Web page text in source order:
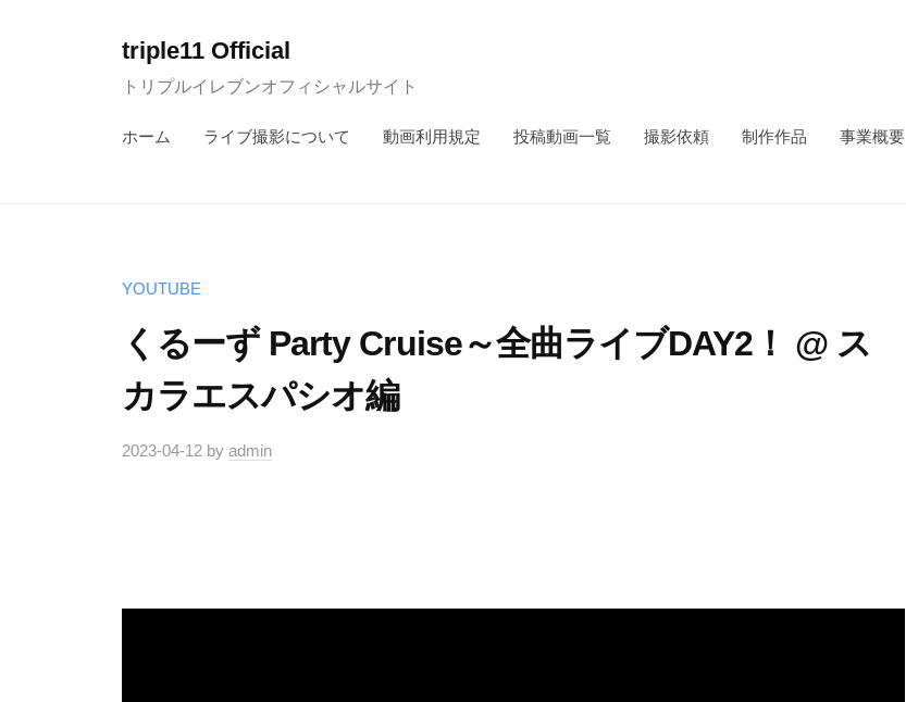
triple11 Official
トリプルイレブンオフィシャルサイト
ホーム ライブ撮影について 動画利用規定 投稿動画一覧 撮影依頼 制作作品 事業概要
YOUTUBE
くるーず Party Cruise～全曲ライブDAY2！ @ ス
カラエスパシオ編
2023-04-12 by admin